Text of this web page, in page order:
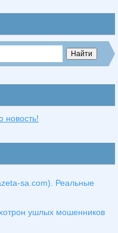
новость!
sa.com). Реальные
ушлых мошенников